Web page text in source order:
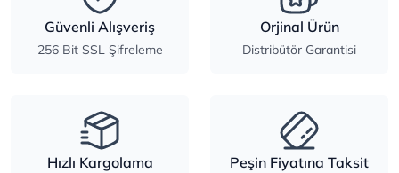
Güvenli Alışveriş
256 Bit SSL Şifreleme
Orjinal Ürün
Distribütör Garantisi
Hızlı Kargolama Peşin Fiyatına Taksit